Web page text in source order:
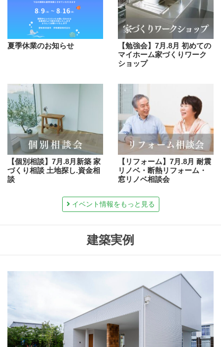
夏季休業のお知らせ
【勉強会】7月.8月 初めての
マイホーム家づくりワーク
ショップ
【個別相談】7月.8月新築 家
づくり相談 土地探し.資金相
談
【リフォーム】7月.8月 耐震
リノベ・断熱リフォーム・
窓リノベ相談会
イベント情報をもっと見る
建築実例